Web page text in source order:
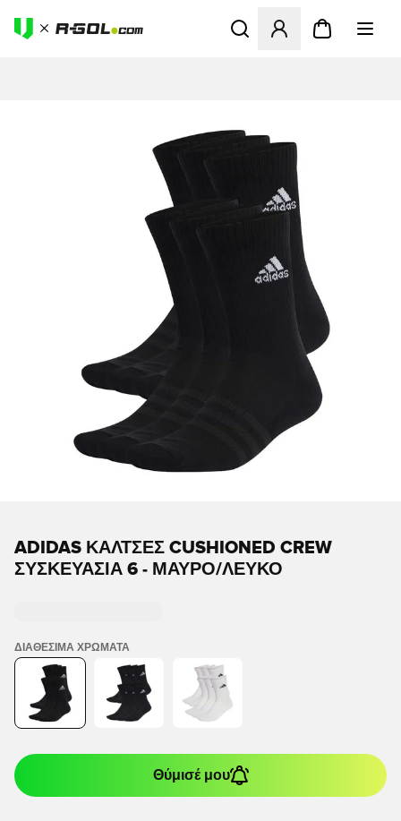
Ανοίγει ένα Modal για να
ADIDAS ΚΆΛΤΣΕΣ CUSHIONED CREW
ΣΥΣΚΕΥΑΣΊΑ 6 - ΜΑΎΡΟ/ΛΕΥΚΌ
ΔΙΑΘΈΣΙΜΑ ΧΡΏΜΑΤΑ
Θύμισέ μου